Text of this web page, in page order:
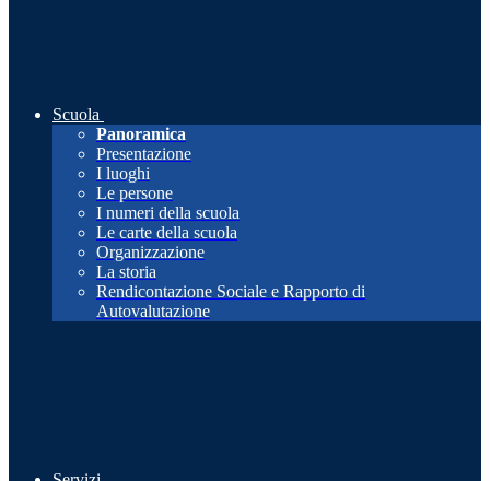
Scuola
Panoramica
Presentazione
I luoghi
Le persone
I numeri della scuola
Le carte della scuola
Organizzazione
La storia
Rendicontazione Sociale e Rapporto di
Autovalutazione